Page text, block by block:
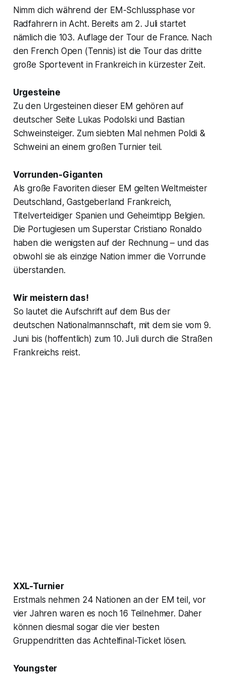
Nimm dich während der EM-Schlussphase vor
Radfahrern in Acht. Bereits am 2. Juli startet
nämlich die 103. Auflage der Tour de France. Nach
den French Open (Tennis) ist die Tour das dritte
große Sportevent in Frankreich in kürzester Zeit.
Urgesteine
Zu den Urgesteinen dieser EM gehören auf
deutscher Seite Lukas Podolski und Bastian
Schweinsteiger. Zum siebten Mal nehmen Poldi &
Schweini an einem großen Turnier teil.
Vorrunden-Giganten
Als große Favoriten dieser EM gelten Weltmeister
Deutschland, Gastgeberland Frankreich,
Titelverteidiger Spanien und Geheimtipp Belgien.
Die Portugiesen um Superstar Cristiano Ronaldo
haben die wenigsten auf der Rechnung – und das
obwohl sie als einzige Nation immer die Vorrunde
überstanden.
Wir meistern das!
So lautet die Aufschrift auf dem Bus der
deutschen Nationalmannschaft, mit dem sie vom 9.
Juni bis (hoffentlich) zum 10. Juli durch die Straßen
Frankreichs reist.
XXL-Turnier
Erstmals nehmen 24 Nationen an der EM teil, vor
vier Jahren waren es noch 16 Teilnehmer. Daher
können diesmal sogar die vier besten
Gruppendritten das Achtelfinal-Ticket lösen.
Youngster